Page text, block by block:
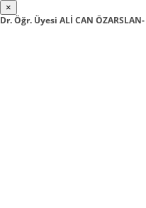
×
Dr. Öğr. Üyesi ALİ CAN